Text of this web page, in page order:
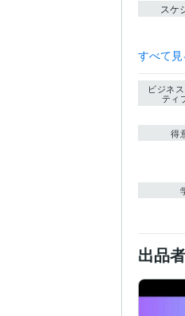
スケ
すべて見
ビジネ
ティ
得
出品